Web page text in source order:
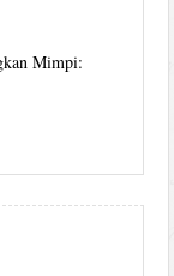
Mimpi: